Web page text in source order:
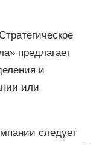
предлагает
и
или
следует